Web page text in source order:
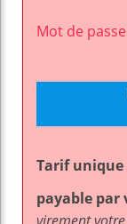
Mot de
Tarif unique
payable par